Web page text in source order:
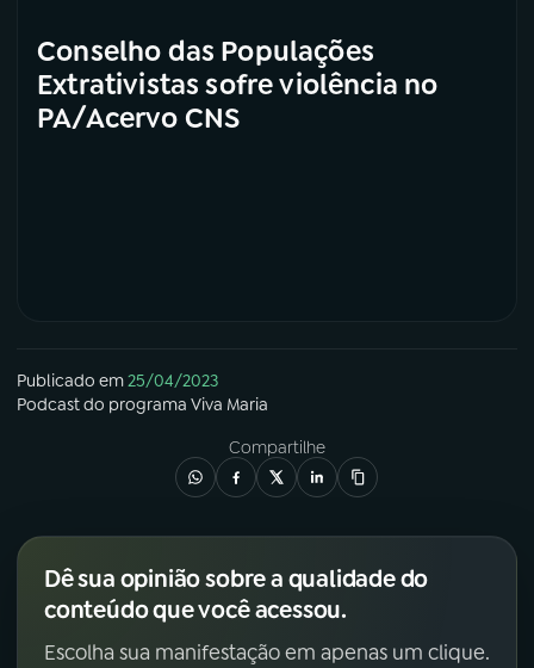
Conselho das Populações
Extrativistas sofre violência no
PA/Acervo CNS
Publicado em25/04/2023
Podcastdo programa Viva Maria
Compartilhe
Dê sua opinião sobre a qualidade do
conteúdo que você acessou.
Escolha sua manifestação em apenas um clique.